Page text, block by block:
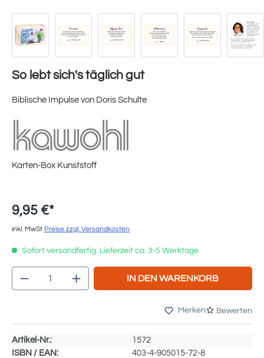
So lebt sich's täglich gut
Biblische Impulse von Doris Schulte
Karten-Box Kunststoff
9,95 €*
inkl. MwSt Preise zzgl. Versandkosten
Sofort versandfertig. Lieferzeit ca. 3-5 Werktage
Produkt Anzahl: Gib den gewünschten
IN DEN WARENKORB
Merken Bewerten
Artikel-Nr.:
1572
ISBN / EAN:
403-4-905015-72-8